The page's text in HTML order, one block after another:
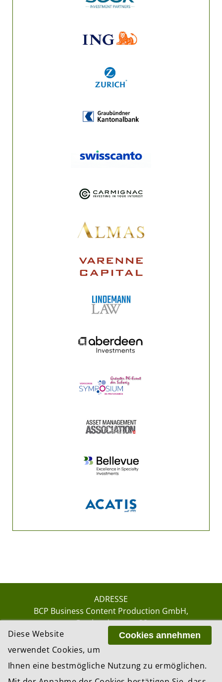
ADRESSE
BCP Business Content Production GmbH
Gotthardstrasse 38
8002 ZürichCookies annehmen
Diese Website
verwendet Cookies, um
Ihnen eine bestmögliche Nutzung zu ermöglichen.